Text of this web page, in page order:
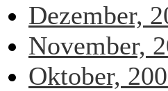
Dezember,
November,
Oktober,